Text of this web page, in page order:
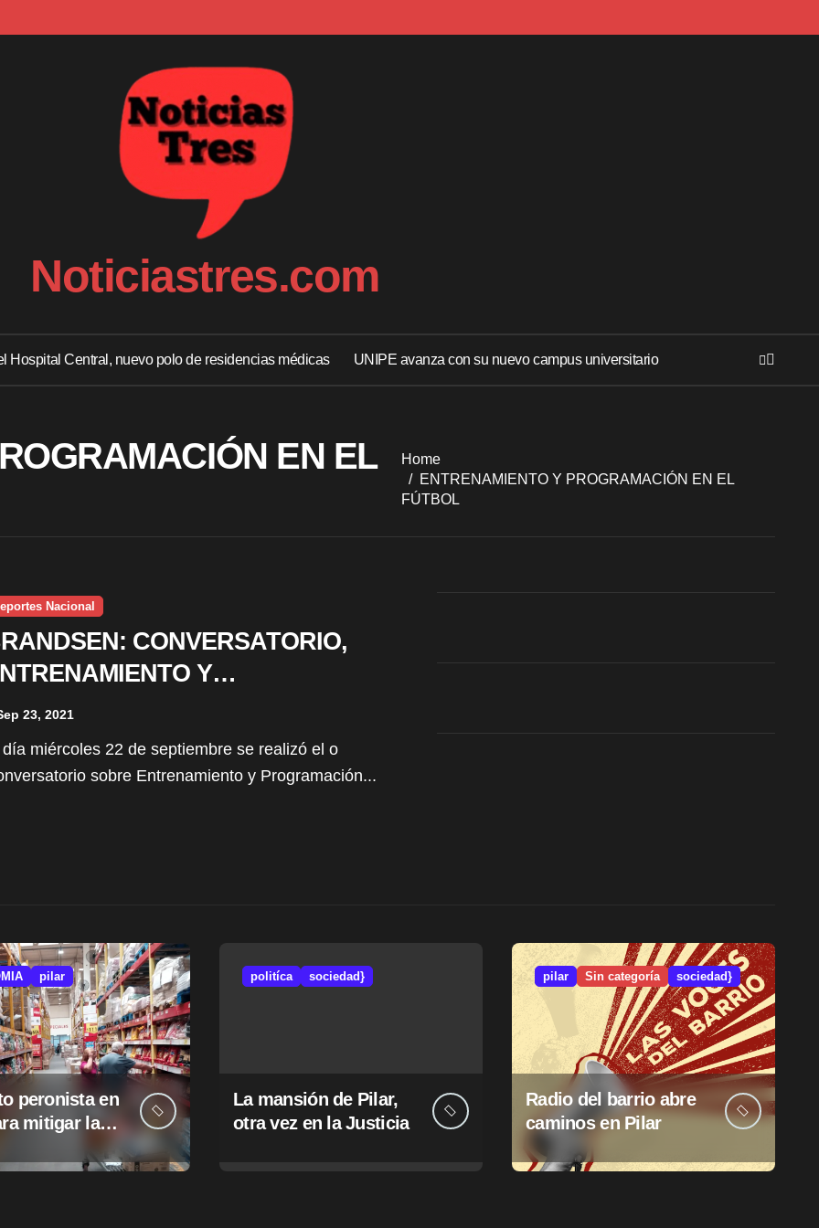
Noticiastres.com
Hospital Central, nuevo polo de residencias médicas UNIPE avanza con su nuevo campus universitario
EN EL
Home
ENTRENAMIENTO Y PROGRAMACIÓN EN EL
FÚTBOL
Nacional
CONVERSATORIO,
Y
EN EL FÚTBOL
23, 2021
sobre Entrenamiento y Programación...
pilar
peronista en
mitigar la
politíca sociedad}
La mansión de Pilar,
otra vez en la Justicia
pilar Sin categoría sociedad}
Radio del barrio abre
caminos en Pilar